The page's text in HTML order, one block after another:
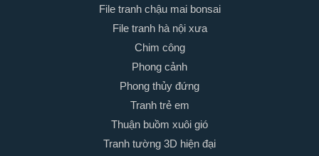
File tranh chậu mai bonsai
File tranh hà nội xưa
Chim công
Phong cảnh
Phong thủy đứng
Tranh trẻ em
Thuận buồm xuôi gió
Tranh tường 3D hiện đại